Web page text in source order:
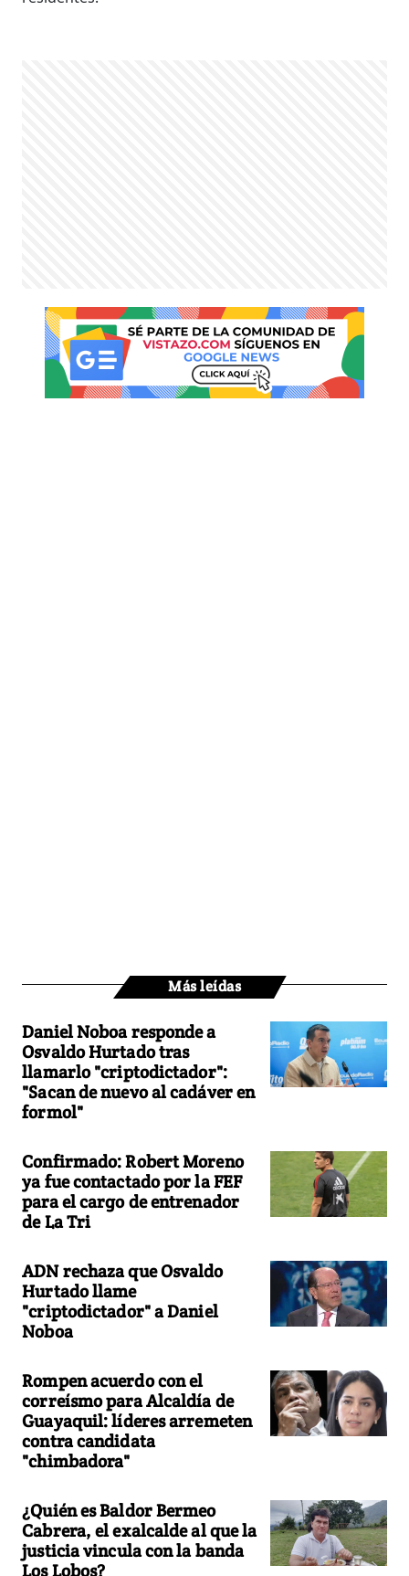
Más leídas
Daniel Noboa responde a
Osvaldo Hurtado tras
llamarlo "criptodictador":
"Sacan de nuevo al cadáver en
formol"
Confirmado: Robert Moreno
ya fue contactado por la FEF
para el cargo de entrenador
de La Tri
ADN rechaza que Osvaldo
Hurtado llame
"criptodictador" a Daniel
Noboa
Rompen acuerdo con el
correísmo para Alcaldía de
Guayaquil: líderes arremeten
contra candidata
"chimbadora"
¿Quién es Baldor Bermeo
Cabrera, el exalcalde al que la
justicia vincula con la banda
Los Lobos?